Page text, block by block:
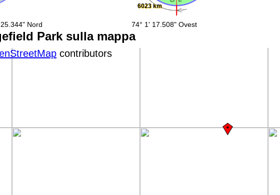
Nord
6023 km
74° 1' 17.508" Ovest
Park sulla mappa
contributors